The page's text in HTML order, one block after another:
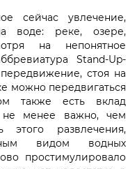
сейчас увлечение,
воде: реке, озере,
на непонятное
Stand-Up-
стоя на
можно передвигаться
также есть вклад
не менее важно, чем
этого развлечения,
видом водных
простимулировало